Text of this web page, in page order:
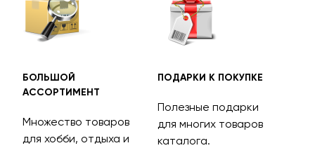
БОЛЬШОЙ
АССОРТИМЕНТ
Множество товаров
для хобби, отдыха и
ПОДАРКИ К ПОКУПКЕ
Полезные подарки
для многих товаров
каталога.